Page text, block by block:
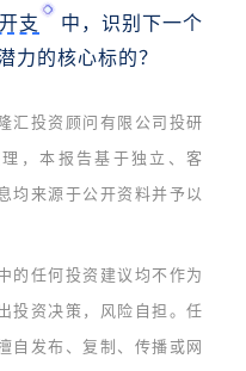
支
中，识别下一个
力的核心标的？
汇投资顾问有限公司投研
，本报告基于独立、客
均来源于公开资料并予以
的任何投资建议均不作为
投资决策，风险自担。任
自发布、复制、传播或网